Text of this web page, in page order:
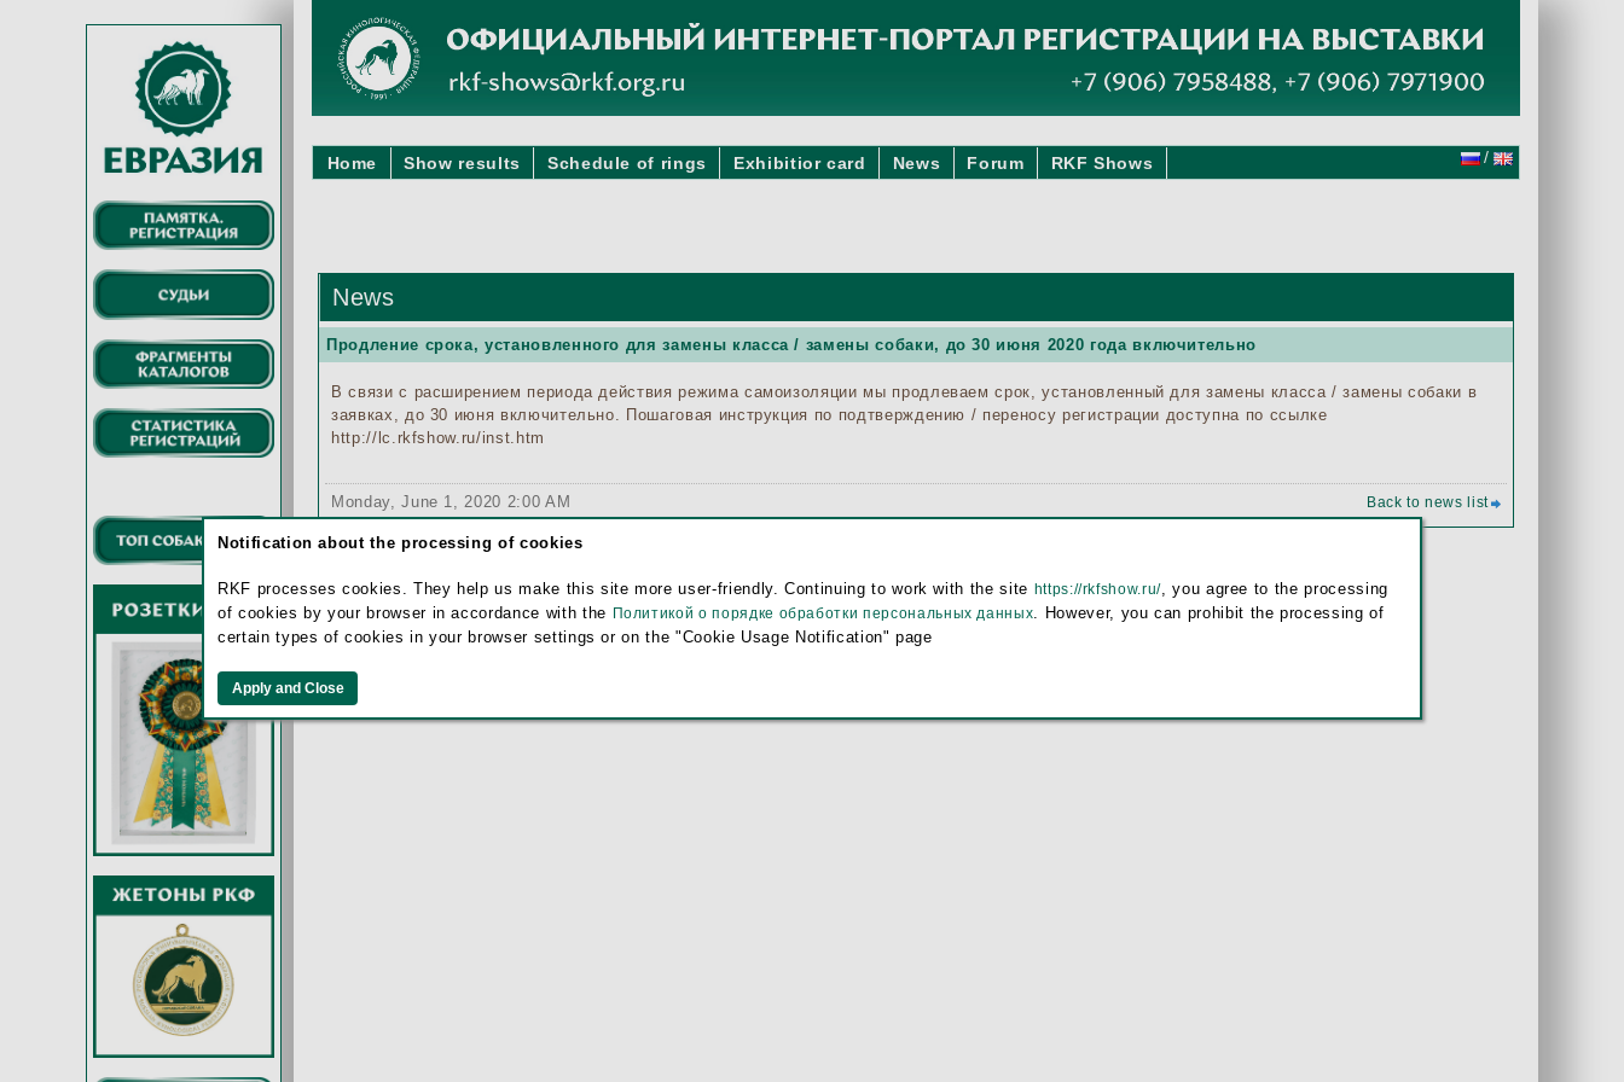
Home Show results Schedule of rings Exhibitior card News Forum RKF Shows /
News
Продление срока, установленного для замены класса / замены собаки, до 30 июня 2020 года включительно
В связи с расширением периода действия режима самоизоляции мы продлеваем срок, установленный для замены класса / замены собаки в
заявках, до 30 июня включительно. Пошаговая инструкция по подтверждению / переносу регистрации доступна по ссылке
http://lc.rkfshow.ru/inst.htm
Monday, June 1, 2020 2:00 AM Back to news list
Notification about the processing of cookies
RKF processes cookies. They help us make this site more user-friendly. Continuing to work with the site https://rkfshow.ru/, you agree to the processing
of cookies by your browser in accordance with the Политикой о порядке обработки персональных данных. However, you can prohibit the processing of
certain types of cookies in your browser settings or on the "Cookie Usage Notification" page